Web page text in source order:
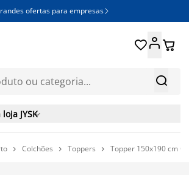
ofertas para empresas 

 
JYSK
 Colchões  Toppers  Topper 150x190 cm